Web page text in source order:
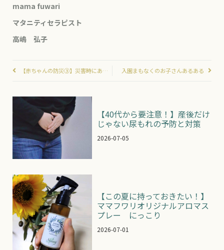
mama fuwari
マタニティセラピスト
高嶋 弘子
【赤ちゃんの防災③】災害時にあると便利なもの 入園まもなくのお子さんあるある
【40代から要注意！】産後だけ
じゃない尿もれの予防と対策
2026-07-05
【この夏に持っておきたい！】
ママフワリオリジナルアロマス
プレー にっこり
2026-07-01